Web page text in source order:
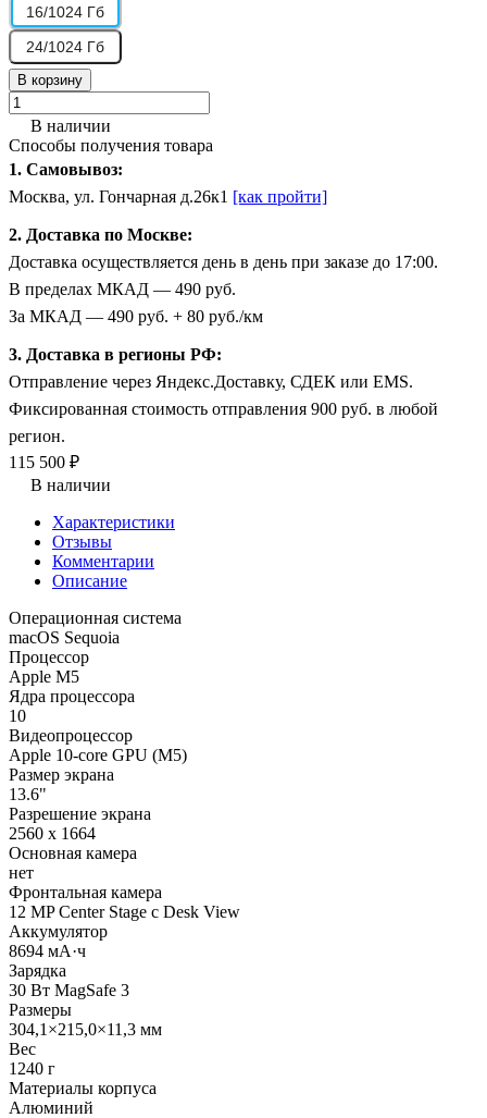
16/1024 Гб
24/1024 Гб
В корзину
В наличии
Способы получения товара
1. Самовывоз:
Москва, ул. Гончарная д.26к1 [как пройти]
2. Доставка по Москве:
Доставка осуществляется день в день при заказе до 17:00.
В пределах МКАД — 490 руб.
За МКАД — 490 руб. + 80 руб./км
3. Доставка в регионы РФ:
Отправление через Яндекс.Доставку, СДЕК или EMS.
Фиксированная стоимость отправления 900 руб. в любой
регион.
115 500 ₽
В наличии
Характеристики
Отзывы
Комментарии
Описание
Операционная система
macOS Sequoia
Процессор
Apple M5
Ядра процессора
10
Видеопроцессор
Apple 10-core GPU (M5)
Размер экрана
13.6"
Разрешение экрана
2560 x 1664
Основная камера
нет
Фронтальная камера
12 MP Center Stage с Desk View
Аккумулятор
8694 мА·ч
Зарядка
30 Вт MagSafe 3
Размеры
304,1×215,0×11,3 мм
Вес
1240 г
Материалы корпуса
Алюминий